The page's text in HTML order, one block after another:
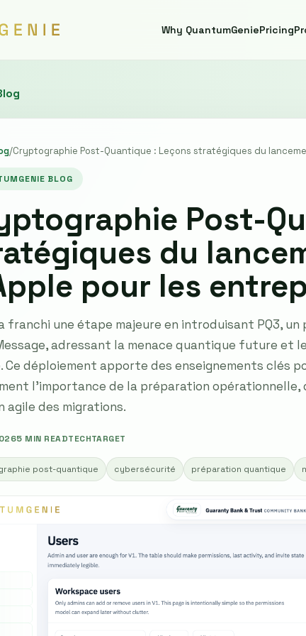
Why QuantumGeniePricing
/Cryptographie Post-Quantique : Leçons stratégiques du
BLOG
Post-
du
pour les
franchi une étape majeure en introduisant PQ3,
adressant la menace quantique future et
Ce déploiement apporte des enseignements clés
l'importance de la préparation
agile des migrations.
5 MIN READTECHTARGET
post-quantique cybersécurité préparation quantique